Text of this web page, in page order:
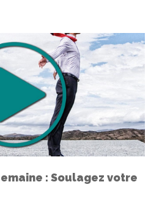
: Soulagez votre